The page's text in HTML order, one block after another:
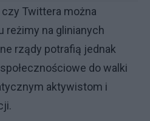
Twittera można
reżimy na glinianych
rządy potrafią jednak
do walki
aktywistom i